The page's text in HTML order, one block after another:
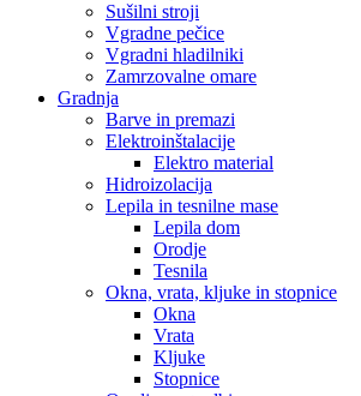
Sušilni stroji
Vgradne pečice
Vgradni hladilniki
Zamrzovalne omare
Gradnja
Barve in premazi
Elektroinštalacije
Elektro material
Hidroizolacija
Lepila in tesnilne mase
Lepila dom
Orodje
Tesnila
Okna, vrata, kljuke in stopnice
Okna
Vrata
Kljuke
Stopnice